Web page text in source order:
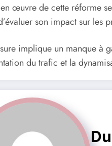
œuvre de cette réforme
son impact sur les
implique un manque à
du trafic et la